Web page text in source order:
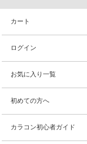
カート
ログイン
お気に入り一覧
初めての方へ
カラコン初心者ガイド